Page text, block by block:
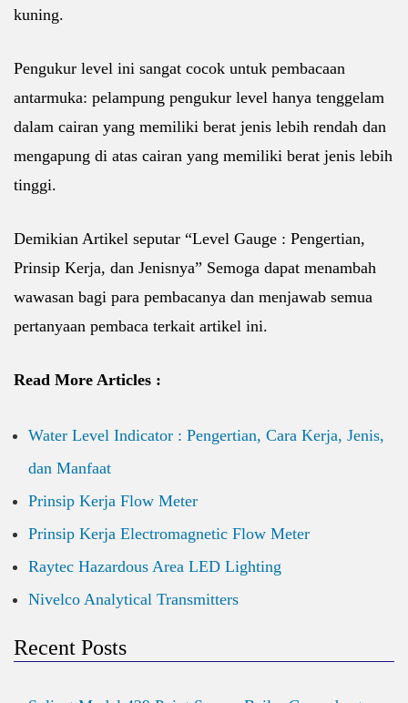
kuning.
Pengukur level ini sangat cocok untuk pembacaan
antarmuka: pelampung pengukur level hanya tenggelam
dalam cairan yang memiliki berat jenis lebih rendah dan
mengapung di atas cairan yang memiliki berat jenis lebih
tinggi.
Demikian Artikel seputar “Level Gauge : Pengertian,
Prinsip Kerja, dan Jenisnya” Semoga dapat menambah
wawasan bagi para pembacanya dan menjawab semua
pertanyaan pembaca terkait artikel ini.
Read More Articles :
Water Level Indicator : Pengertian, Cara Kerja, Jenis,
dan Manfaat
Prinsip Kerja Flow Meter
Prinsip Kerja Electromagnetic Flow Meter
Raytec Hazardous Area LED Lighting
Nivelco Analytical Transmitters
Recent Posts